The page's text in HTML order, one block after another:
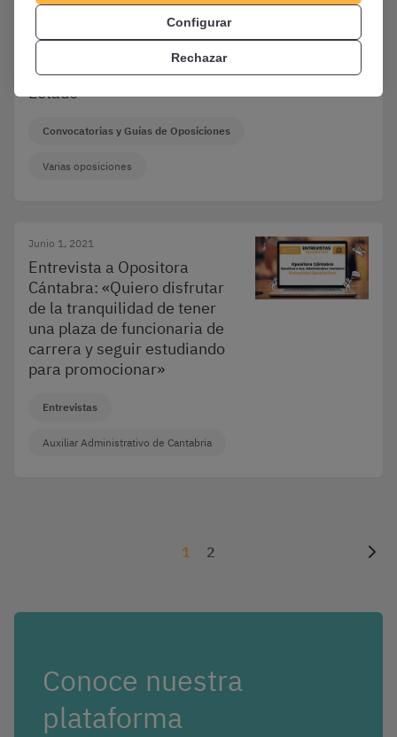
¿Qué tipo de oposiciones a
Auxiliar Administrativo
existen? Oposiciones de
Universidades, CC.AA. y
Estado
Convocatorias y Guías de Oposiciones
Varias oposiciones
Junio 1, 2021
Entrevista a Opositora
Cántabra: «Quiero disfrutar
de la tranquilidad de tener
una plaza de funcionaria de
carrera y seguir estudiando
para promocionar»
Entrevistas
Auxiliar Administrativo de Cantabria
1 2
Conoce nuestra
plataforma
Configurar
Rechazar